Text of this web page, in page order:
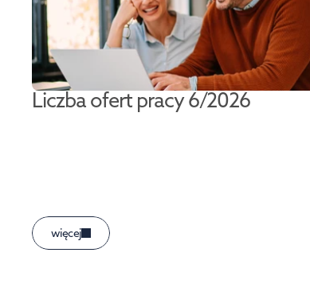
Liczba ofert pracy 6/2026
więcej